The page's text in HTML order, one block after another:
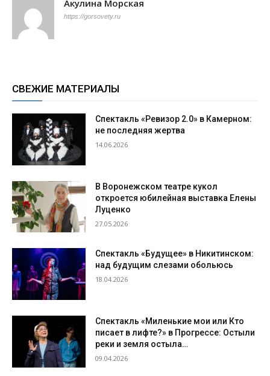
Акулина Морская
https://gorsovety.ru
СВЕЖИЕ МАТЕРИАЛЫ
Спектакль «Ревизор 2.0» в Камерном:
не последняя жертва
14.06.2026
В Воронежском театре кукол
откроется юбилейная выставка Елены
Луценко
27.05.2026
Спектакль «Будущее» в Никитинском:
над будущим слезами обольюсь
18.04.2026
Спектакль «Миленькие мои или Кто
писает в лифте?» в Прогрессе: Остыли
реки и земля остыла…
09.04.2026